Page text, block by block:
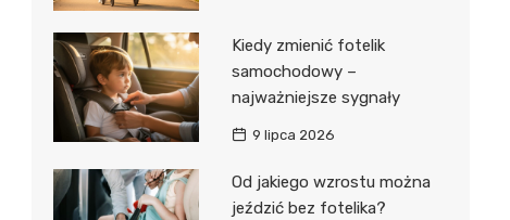
Kiedy zmienić fotelik
samochodowy –
najważniejsze sygnały
9 lipca 2026
Od jakiego wzrostu można
jeździć bez fotelika?